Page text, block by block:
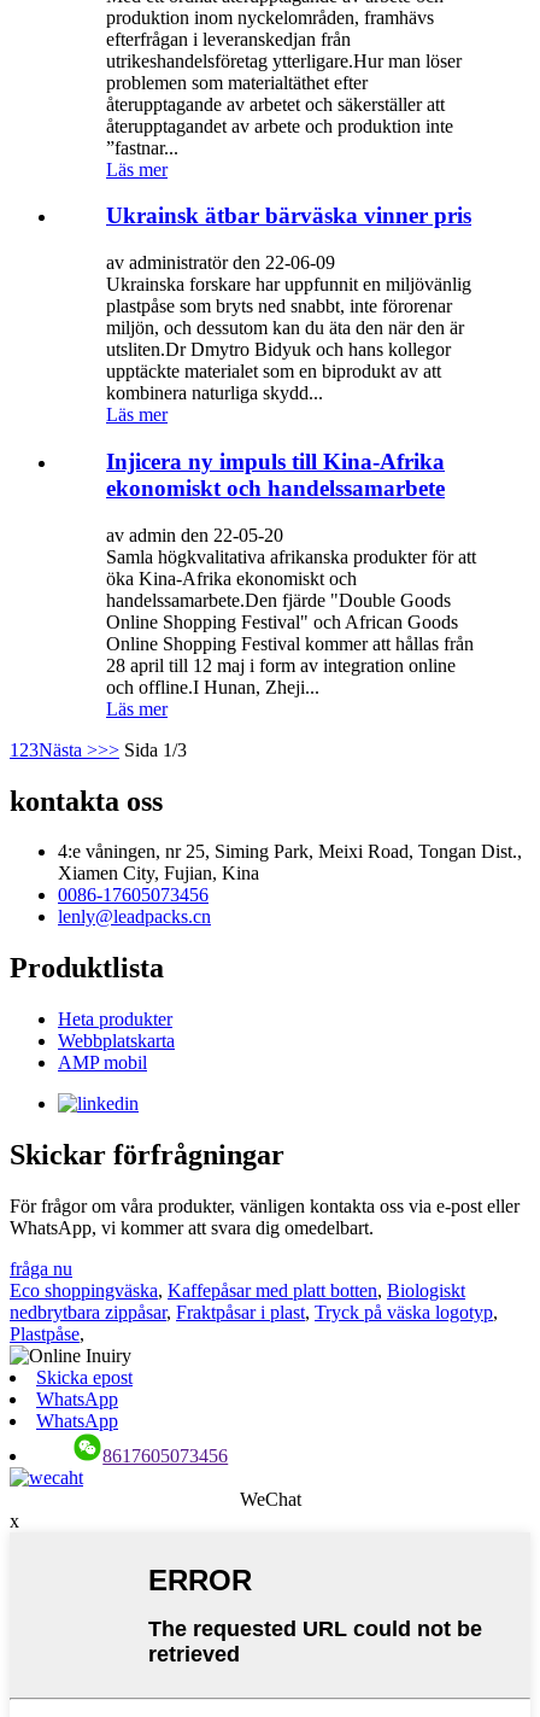
produktion inom nyckelområden, framhävs
efterfrågan i leveranskedjan från
utrikeshandelsföretag ytterligare.Hur man löser
problemen som materialtäthet efter
återupptagande av arbetet och säkerställer att
återupptagandet av arbete och produktion inte
”fastnar...
Läs mer
Ukrainsk ätbar bärväska vinner pris
av administratör den 22-06-09
Ukrainska forskare har uppfunnit en miljövänlig
plastpåse som bryts ned snabbt, inte förorenar
miljön, och dessutom kan du äta den när den är
utsliten.Dr Dmytro Bidyuk och hans kollegor
upptäckte materialet som en biprodukt av att
kombinera naturliga skydd...
Läs mer
Injicera ny impuls till Kina-Afrika
ekonomiskt och handelssamarbete
av admin den 22-05-20
Samla högkvalitativa afrikanska produkter för att
öka Kina-Afrika ekonomiskt och
handelssamarbete.Den fjärde "Double Goods
Online Shopping Festival" och African Goods
Online Shopping Festival kommer att hållas från
28 april till 12 maj i form av integration online
och offline.I Hunan, Zheji...
Läs mer
1 23Nästa >>> Sida 1/3
kontakta oss
4:e våningen, nr 25, Siming Park, Meixi Road, Tongan Dist.,
Xiamen City, Fujian, Kina
0086-17605073456
lenly@leadpacks.cn
Produktlista
Heta produkter
Webbplatskarta
AMP mobil
Skickar förfrågningar
För frågor om våra produkter, vänligen kontakta oss via e-post eller
WhatsApp, vi kommer att svara dig omedelbart.
fråga nu
Eco shoppingväska, Kaffepåsar med platt botten, Biologiskt
nedbrytbara zippåsar, Fraktpåsar i plast, Tryck på väska logotyp,
Plastpåse,
Skicka epost
WhatsApp
WhatsApp
8617605073456
WeChat
x